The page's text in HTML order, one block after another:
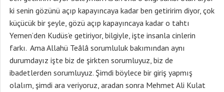
ki senin gözünü açıp kapayıncaya kadar ben getiririm diyor, çok
küçücük bir şeyle, gözü açıp kapayıncaya kadar o tahtı
Yemen’den Kudüs’e getiriyor, bilgiyle, işte insanla cinlerin
farkı. Ama Allahü Teâlâ sorumluluk bakımından aynı
durumdayız işte biz de şirkten sorumluyuz, biz de
ibadetlerden sorumluyuz. Şimdi böylece bir giriş yapmış
olalım, şimdi ara veriyoruz, aradan sonra Mehmet Ali Kulat